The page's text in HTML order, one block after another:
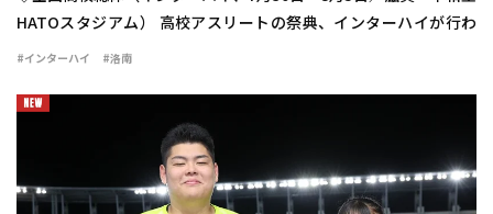
HATOスタジアム） 高校アスリートの祭典、インターハイが行わ
れ、学校対抗の男子は洛南（京都）が47点で3連覇を達成した。通
#インターハイ #洛南